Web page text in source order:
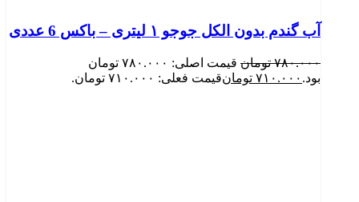
آب گندم بدون الکل جوجو ۱ لیتری – باکس 6 عددی
۷۸۰.۰۰۰ تومان
قیمت اصلی: ۷۸۰.۰۰۰ تومان
بود. ۷۱۰.۰۰۰ تومانقیمت فعلی: ۷۱۰.۰۰۰ تومان.